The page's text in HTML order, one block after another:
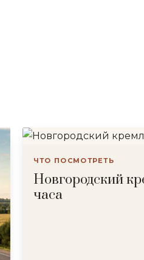
ЧТО ПОСМОТРЕТЬ
Новгородский
часа